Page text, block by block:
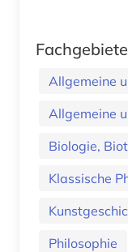
Fachgebiete
Allgemeine
Allgemeine
Biologie,
Klassische
Philosophie